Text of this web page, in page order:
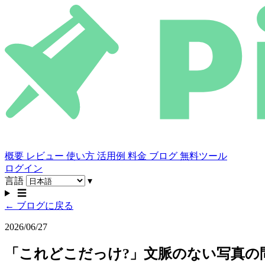
概要 レビュー 使い方 活用例 料金 ブログ 無料ツール
ログイン
言語
▾
☰
← ブログに戻る
2026/06/27
「これどこだっけ?」文脈のない写真の